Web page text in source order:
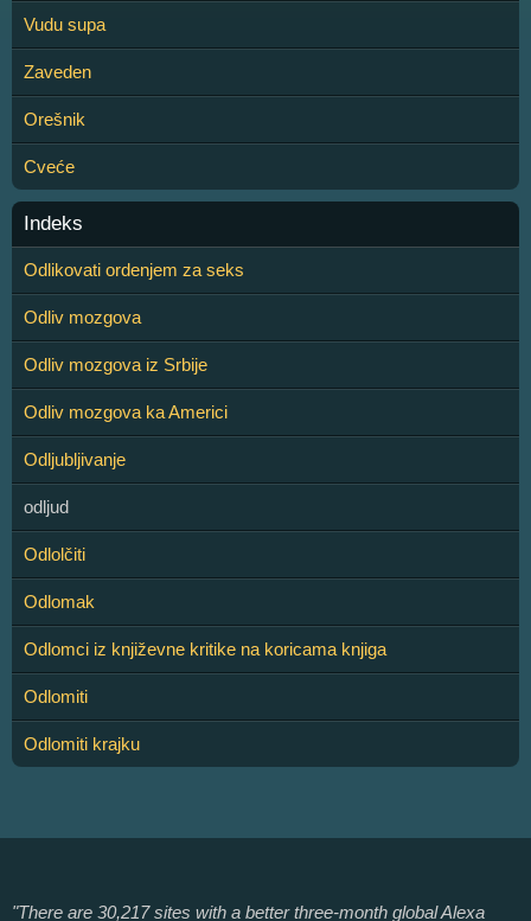
Vudu supa
Zaveden
Orešnik
Cveće
Indeks
Odlikovati ordenjem za seks
Odliv mozgova
Odliv mozgova iz Srbije
Odliv mozgova ka Americi
Odljubljivanje
odljud
Odlolčiti
Odlomak
Odlomci iz književne kritike na koricama knjiga
Odlomiti
Odlomiti krajku
"There are 30,217 sites with a better three-month global Alexa